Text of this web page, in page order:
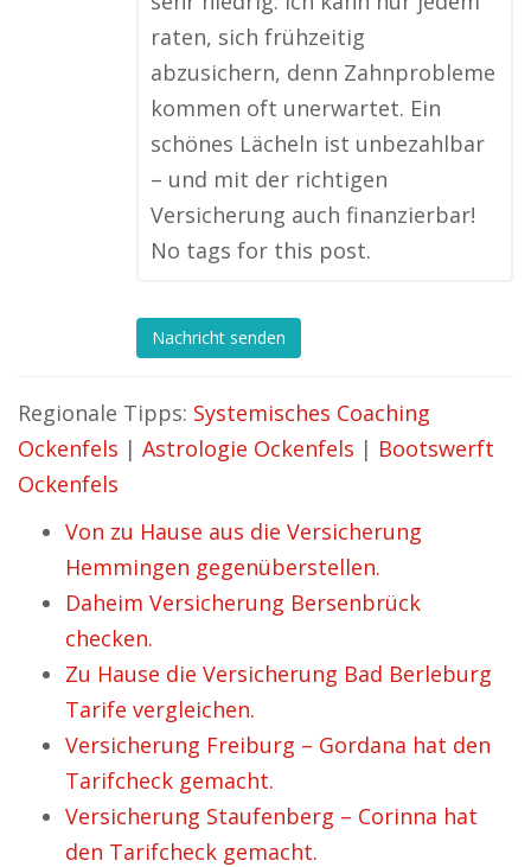
raten, sich frühzeitig
abzusichern, denn Zahnprobleme
kommen oft unerwartet. Ein
schönes Lächeln ist unbezahlbar
– und mit der richtigen
Versicherung auch finanzierbar!
No tags for this post.
Nachricht senden
Regionale Tipps: Systemisches Coaching
Ockenfels | Astrologie Ockenfels | Bootswerft
Ockenfels
Von zu Hause aus die Versicherung
Hemmingen gegenüberstellen.
Daheim Versicherung Bersenbrück
checken.
Zu Hause die Versicherung Bad Berleburg
Tarife vergleichen.
Versicherung Freiburg – Gordana hat den
Tarifcheck gemacht.
Versicherung Staufenberg – Corinna hat
den Tarifcheck gemacht.